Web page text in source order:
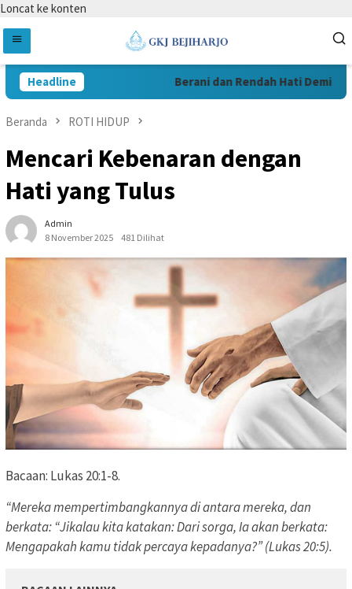
Loncat ke konten
Headline Berani dan Rendah Hati Demi
Beranda ROTI HIDUP
Mencari Kebenaran dengan
Hati yang Tulus
Admin
8 November 2025
481 Dilihat
Bacaan: Lukas 20:1-8.
“Mereka mempertimbangkannya di antara mereka, dan
berkata: “Jikalau kita katakan: Dari sorga, Ia akan berkata:
Mengapakah kamu tidak percaya kepadanya?” (Lukas 20:5).